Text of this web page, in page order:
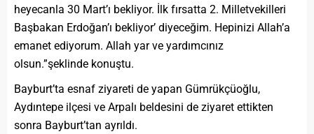
heyecanla 30 Mart’ı bekliyor. İlk fırsatta 2. Milletvekilleri
Başbakan Erdoğan’ı bekliyor’ diyeceğim. Hepinizi Allah’a
emanet ediyorum. Allah yar ve yardımcınız
olsun.”şeklinde konuştu.
Bayburt’ta esnaf ziyareti de yapan Gümrükçüoğlu,
Aydıntepe ilçesi ve Arpalı beldesini de ziyaret ettikten
sonra Bayburt’tan ayrıldı.